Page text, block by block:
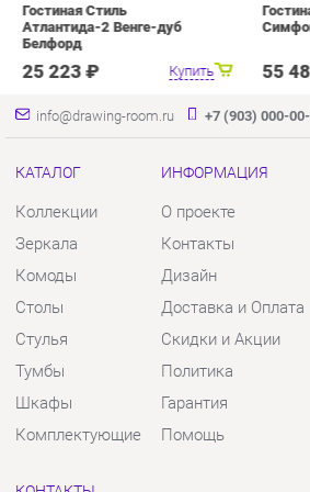
Коллекции
Зеркала
Столы
Тумбы
Шкафы
Комплектующие
О проекте
Доставка и Оплата
Политика
Гарантия
Помощь
Шоурум и склад самовывоза
Адрес: г. Екатеринбург, пер.
Базовый, 47
Телефон: +7 (903) 000-00-00
Пн - Пт:10:00 - 18:00 (GMT+5)